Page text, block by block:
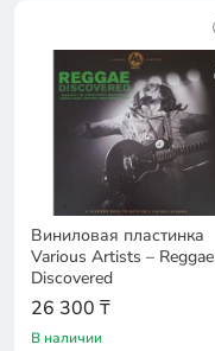
Виниловая пластинка
Various Artists – Reggae
Discovered
26 300 ₸
В наличии